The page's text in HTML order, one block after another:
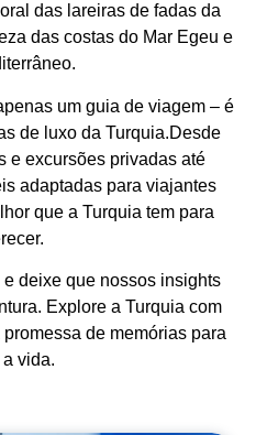
das lareiras de fadas da
das costas do Mar Egeu e
um guia de viagem – é
de luxo da Turquia.Desde
e excursões privadas até
adaptadas para viajantes
que a Turquia tem para
deixe que nossos insights
Explore a Turquia com
de memórias para
vida.